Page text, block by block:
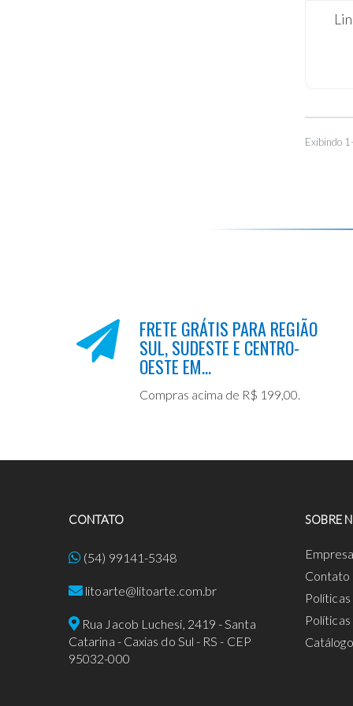
Exibindo
FRETE GRÁTIS PARA REGIÃO
SUL, SUDESTE E CENTRO-
OESTE EM...
Compras acima de R$ 199,00.
CONTATO
(54) 99141-5348
litoarte@litoarte.com.br
Rua Jacob Luchesi, 2419 - Santa
Catarina - Caxias do Sul - RS - CEP
95032-000
SOBRE
Contato